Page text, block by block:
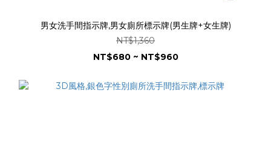
男女洗手間指示牌,男女廁所標示牌(男生牌+女生牌)
NT$1,360
NT$680 ~ NT$960